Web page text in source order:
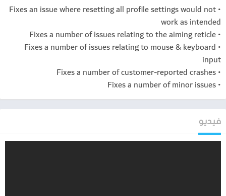
Play Hitman Blood Money Reprisal
موقع Fergal Interactive الرسمي: URL Fergal Interactive
فيديو يوضح كيفية تحميل Hitman: Blood Money للاندرويد: URL
YouTube Hitman Blood Money Android
نصائح للعب Hitman: Blood Money:
خطط لعمليات الاغتيال بعناية لتجنب إثارة الشكوك.
استخدم البيئة لصالحك لإنشاء “حوادث” مأساوية.
استمتع بحرية التجريب والإبداع في تنفيذ عمليات الاغتيال.
• Fixes an issue where resetting all profile settings would not
work as intended
• Fixes a number of issues relating to the aiming reticle
• Fixes a number of issues relating to mouse & keyboard
input
• Fixes a number of customer-reported crashes
• Fixes a number of minor issues
فيديو